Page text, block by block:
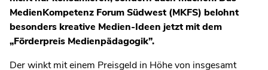
MedienKompetenz Forum Südwest (MKFS) belohnt
besonders kreative Medien-Ideen jetzt mit dem
„Förderpreis Medienpädagogik”.
Der winkt mit einem Preisgeld in Höhe von insgesamt